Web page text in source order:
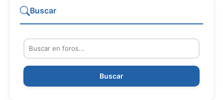
Buscar
Buscar